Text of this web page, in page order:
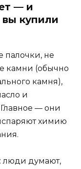
— и
вы купили
палочки, не
камни (обычно
камня),
и
— они
химию
люди думают,